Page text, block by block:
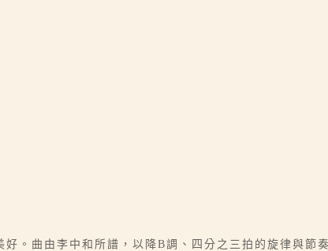
。曲由李中和所譜，以降B調、四分之三拍的旋律與節